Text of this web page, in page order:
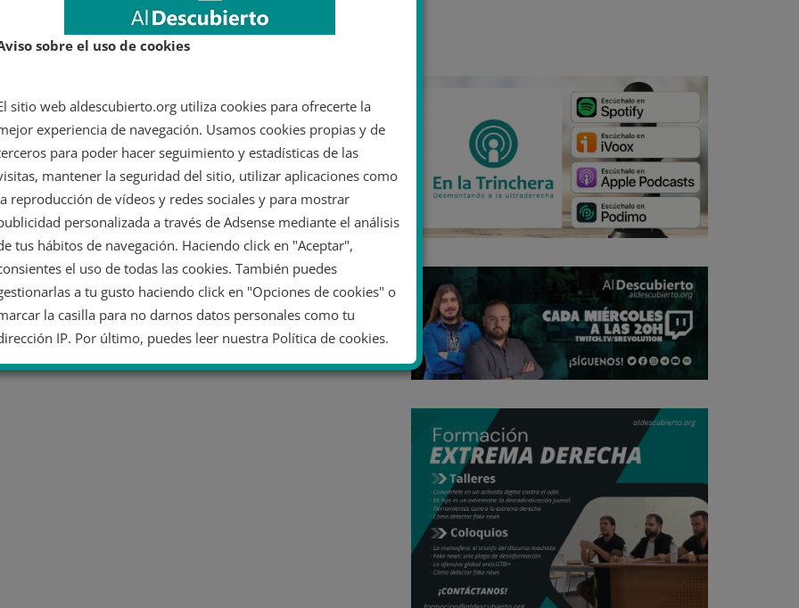
sobre el uso de cookies
sitio web aldescubierto.org utiliza cookies para ofrecerte la
experiencia de navegación. Usamos cookies propias y de
para poder hacer seguimiento y estadísticas de las
mantener la seguridad del sitio, utilizar aplicaciones como
reproducción de vídeos y redes sociales y para mostrar
personalizada a través de Adsense mediante el análisis
tus hábitos de navegación. Haciendo click en "Aceptar",
el uso de todas las cookies. También puedes
a tu gusto haciendo click en "Opciones de cookies" o
la casilla para no darnos datos personales como tu
IP. Por último, puedes leer nuestra Política de cookies.